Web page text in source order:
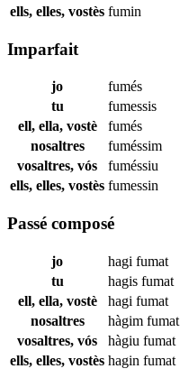
ells, elles, vostès fumin
Imparfait
jo
fumés
tu
fumessis
ell, ella, vostè
fumés
nosaltres
fuméssim
vosaltres, vós
fuméssiu
ells, elles, vostès fumessin
Passé composé
jo hagi fumat
tu
hagis fumat
ell, ella, vostè
hagi fumat
nosaltres
hàgim fumat
vosaltres, vós
hàgiu fumat
ells, elles, vostès hagin fumat